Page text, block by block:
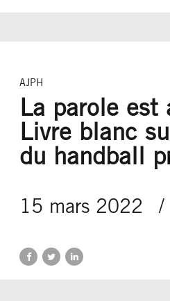
AJPH
La parole est
Livre blanc
du handball
15 mars 2022